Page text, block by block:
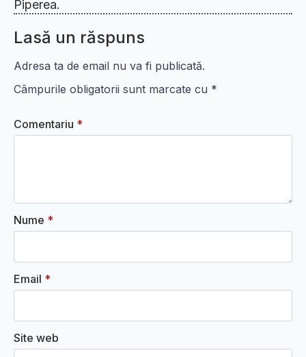
Piperea.
Lasă un răspuns
Adresa ta de email nu va fi publicată.
Câmpurile obligatorii sunt marcate cu *
Comentariu *
Nume *
Email *
Site web